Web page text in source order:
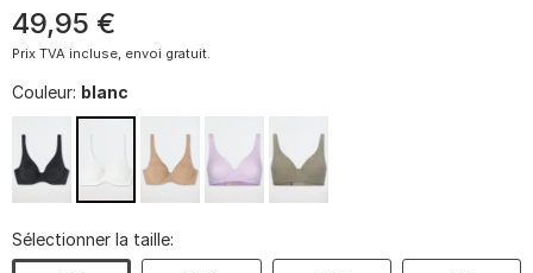
49,95 €
Prix TVA incluse, envoi gratuit.
Couleur: blanc
Sélectionner la taille: